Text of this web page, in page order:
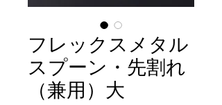
フレックスメタル
スプーン・先割れ
（兼用）大